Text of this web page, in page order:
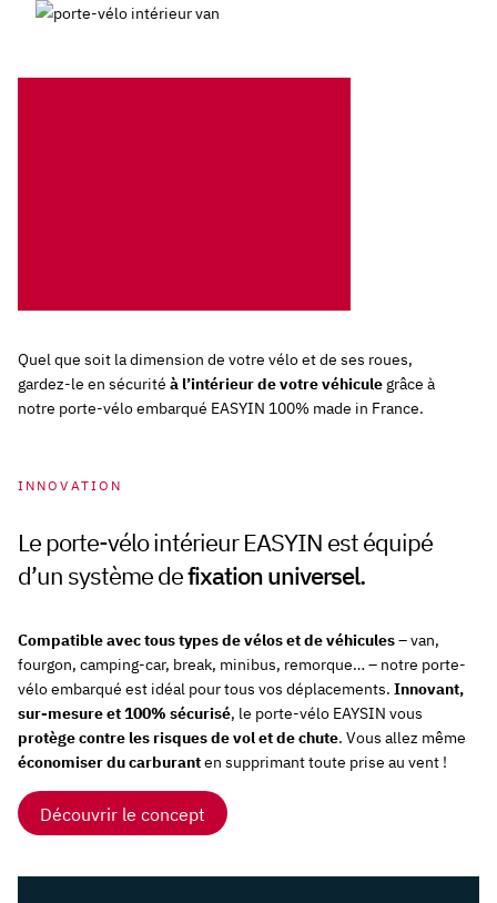
Quel que soit la dimension de votre vélo et de ses roues,
gardez-le en sécurité à l’intérieur de votre véhicule grâce à
notre porte-vélo embarqué EASYIN 100% made in France.
INNOVATION
Le porte-vélo intérieur EASYIN est équipé
d’un système defixation universel.
Compatible avec tous types de vélos et de véhicules– van,
fourgon, camping-car, break, minibus, remorque… – notre porte-
vélo embarqué est idéal pour tous vos déplacements. Innovant,
sur-mesure et 100% sécurisé, le porte-vélo EAYSIN vous
protège contre les risques de vol et de chute. Vous allez même
économiser du carburanten supprimant toute prise au vent !
Découvrir le concept